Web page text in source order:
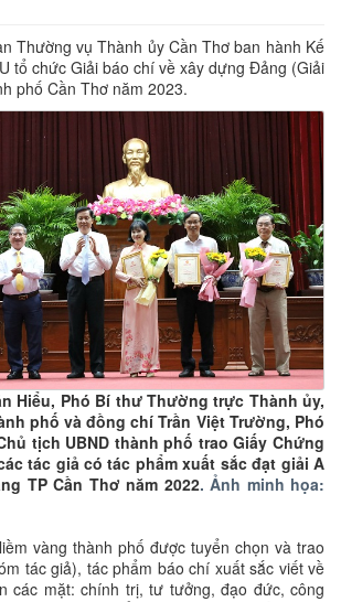
Thường vụ Thành ủy Cần Thơ ban hành Kế
tổ chức Giải báo chí về xây dựng Đảng (Giải
phố Cần Thơ năm 2023.
Hiểu, Phó Bí thư Thường trực Thành ủy,
phố và đồng chí Trần Việt Trường, Phó
tịch UBND thành phố trao Giấy Chứng
tác giả có tác phẩm xuất sắc đạt giải A
TP Cần Thơ năm 2022. Ảnh minh họa:
vàng thành phố được tuyển chọn và trao
tác giả), tác phẩm báo chí xuất sắc viết về
các mặt: chính trị, tư tưởng, đạo đức, công